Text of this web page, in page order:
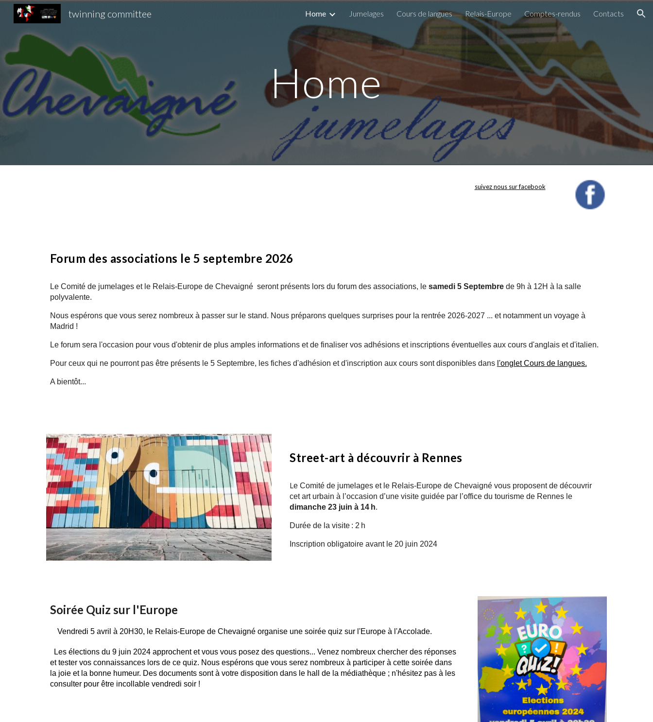
Skip to navigation
twinning committee Home Jumelages Cours de langues Relais-Europe Comptes-rendus Contacts
Home
suivez nous sur facebook
Forum des associations le 5 septembre 2026
Le Comité de jumelages et le Relais-Europe de Chevaigné seront présents lors du forum des associations, le samedi 5 Septembre de 9h à 12H à la salle
polyvalente.
Nous espérons que vous serez nombreux à passer sur le stand. Nous préparons quelques surprises pour la rentrée 2026-2027 ... et notamment un voyage à
Madrid !
Le forum sera l'occasion pour vous d'obtenir de plus amples informations et de finaliser vos adhésions et inscriptions éventuelles aux cours d'anglais et d'italien.
Pour ceux qui ne pourront pas être présents l e 5 Septembre, les fiches d'adhésion et d'inscription aux cours sont disponibles dans l'onglet Cours de langues.
A bientôt...
Street-art à découvrir à Rennes
Le Comité de jumelages et le Relais-Europe de Chevaigné vous proposent de découvrir
cet art urbain à l’occasion d’une visite guidée par l’office du tourisme de Rennes le
dimanche 23 juin à 14 h.
Durée de la visite : 2 h
Inscription obligatoire avant le 20 juin 2024
Soirée Quiz sur l'Europe
Vendredi 5 avril à 20H30, le Relais-Europe de Chevaigné organise une soirée quiz sur l'Europe à l'Accolade.
Les élections du 9 juin 2024 approchent et vous vous posez des questions... Venez nombreux chercher des réponses
et tester vos connaissances lors de ce quiz. Nous espérons que vous serez nombreux à participer à cette soirée dans
la joie et la bonne humeur. Des documents sont à votre disposition dans le hall de la médiathèque ; n'hésitez pas à les
consulter pour être incollable vendredi soir !